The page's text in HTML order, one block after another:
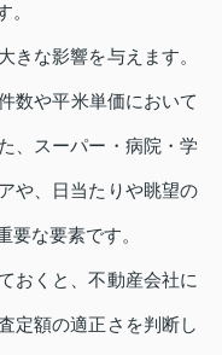
。
きな影響を与えます。
数や平米単価において
、スーパー・病院・学
や、日当たりや眺望の
要な要素です。
おくと、不動産会社に
定額の適正さを判断し